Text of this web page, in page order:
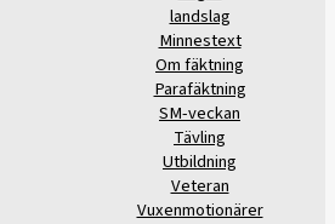
landslag
Minnestext
Om fäktning
Parafäktning
SM-veckan
Tävling
Utbildning
Veteran
Vuxenmotionärer